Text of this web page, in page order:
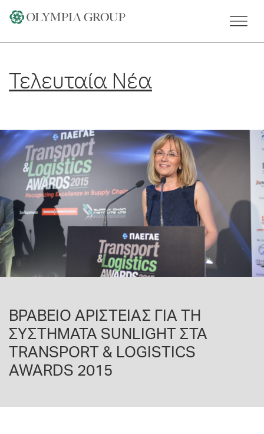
Τελευταία Νέα
ΒΡΑΒΕΙΟ ΑΡΙΣΤΕΙΑΣ ΓΙΑ ΤΗ
ΣΥΣΤΗΜΑΤΑ SUNLIGHT ΣΤΑ
TRANSPORT & LOGISTICS
AWARDS 2015